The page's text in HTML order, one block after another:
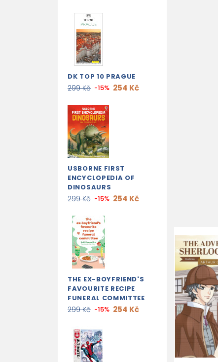
DK TOP 10 PRAGUE
299 Kč -15% 254 Kč
USBORNE FIRST
ENCYCLOPEDIA OF
DINOSAURS
299 Kč -15% 254 Kč
THE EX-BOYFRIEND'S
FAVOURITE RECIPE
FUNERAL COMMITTEE
299 Kč -15% 254 Kč